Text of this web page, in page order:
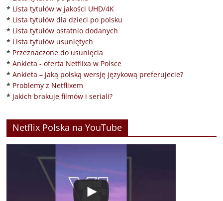
* Lista tytułów w jakości UHD/4K
* Lista tytułów dla dzieci po polsku
* Lista tytułów ostatnio dodanych
* Lista tytułów usuniętych
* Przeznaczone do usunięcia
* Ankieta - oferta Netflixa w Polsce
* Ankieta – jaką polską wersję językową preferujecie?
* Problemy z Netflixem
* Jakich brakuje filmów i seriali?
Netflix Polska na YouTube